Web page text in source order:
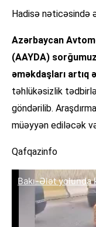
Hadisə nəticəsində
Azərbaycan
(AAYDA)
əməkdaşları artıq
təhlükəsizlik
göndərilib.
müəyyən ediləcək
Qafqazinfo